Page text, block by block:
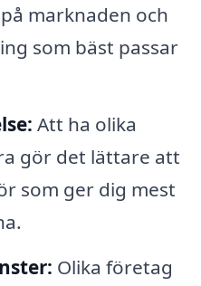
marknaden och
som bäst passar
Att ha olika
gör det lättare att
som ger dig mest
Olika företag